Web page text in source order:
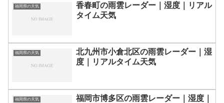
福岡県の天気
香春町の雨雲レーダー｜湿度｜リアル
タイム天気
福岡県の天気
北九州市小倉北区の雨雲レーダー｜湿
度｜リアルタイム天気
福岡県の天気
福岡市博多区の雨雲レーダー｜湿度｜